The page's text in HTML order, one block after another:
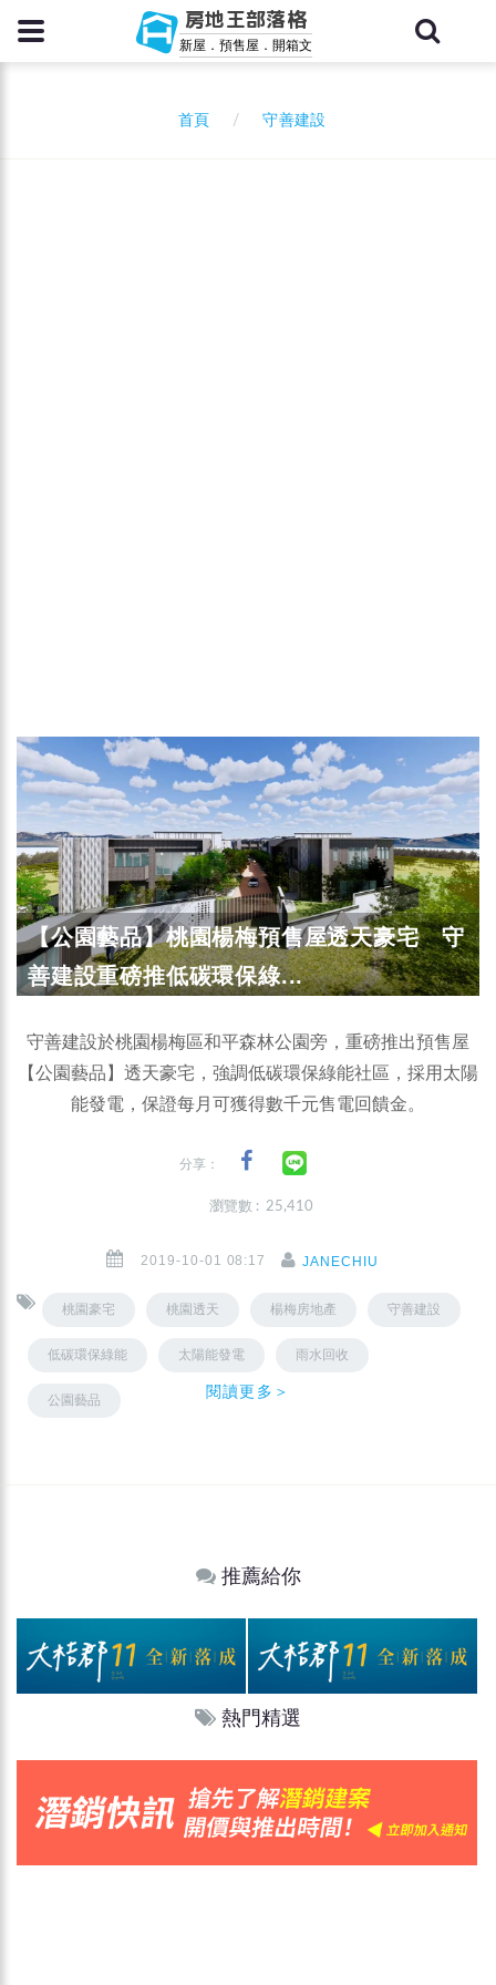
房地王部落格
新屋．預售屋．開箱文
首頁 守善建設
【公園藝品】桃園楊梅預售屋透天豪宅 守
善建設重磅推低碳環保綠...
守善建設於桃園楊梅區和平森林公園旁，重磅推出預售屋
【公園藝品】透天豪宅，強調低碳環保綠能社區，採用太陽
能發電，保證每月可獲得數千元售電回饋金。
分享：
瀏覽數 : 25,410
2019-10-01 08:17 JANECHIU
桃園豪宅 桃園透天 楊梅房地產 守善建設
低碳環保綠能 太陽能發電 雨水回收
公園藝品 閱讀更多＞
推薦給你
熱門精選